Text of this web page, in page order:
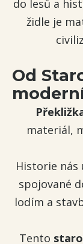
do lesů a
židle je
Od
materiál,
Historie nás
spojované
lodím a
Tento